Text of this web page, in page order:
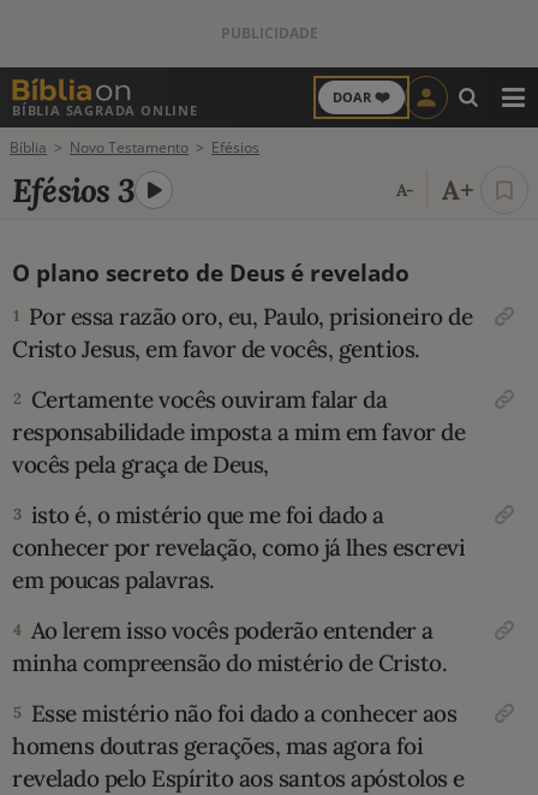
BÍBLIA SAGRADA ONLINE
DOAR ❤️
ANTIGO TESTAMENTO
NOVO TESTAMENTO
VERSÍCULOS
VERSÍCULO DO DIA
PALAVRA DO DIA
SALMO DO DIA
DEVOCIONAL DIÁRIO
10 MANDAMENTOS
ESTUDOS BÍBLICOS
ESBOÇOS DE PREGAÇÃO
TEMAS
Bíblia Novo Testamento Efésios
Efésios 3 A- A+
O plano secreto de Deus é revelado
1 Por essa razão oro, eu, Paulo, prisioneiro de
Cristo Jesus, em favor de vocês, gentios.
2 Certamente vocês ouviram falar da
responsabilidade imposta a mim em favor de
vocês pela graça de Deus,
3 isto é, o mistério que me foi dado a
conhecer por revelação, como já lhes escrevi
em poucas palavras.
4 Ao lerem isso vocês poderão entender a
minha compreensão do mistério de Cristo.
5 Esse mistério não foi dado a conhecer aos
homens doutras gerações, mas agora foi
revelado pelo Espírito aos santos apóstolos e